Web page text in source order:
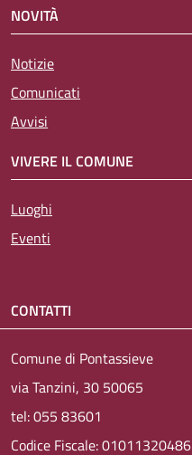
NOVITÀ
Notizie
Comunicati
Avvisi
VIVERE IL COMUNE
Luoghi
Eventi
CONTATTI
Comune di Pontassieve
via Tanzini, 30 50065
tel: 055 83601
Codice Fiscale: 01011320486